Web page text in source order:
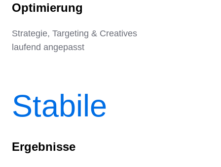
Optimierung
Strategie, Targeting & Creatives
laufend angepasst
Stabile
Ergebnisse